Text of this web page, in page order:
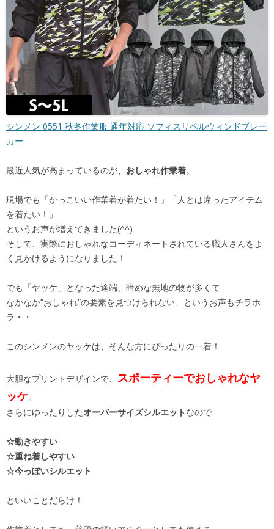
シンメン 0551 秋冬作業服 通年対応 ソフィスリペルウィンドブレー
カー
最近人気が高まっているのが、 おしゃれ作業着。
現場でも「かっこいい作業着が着たい！」「人とは違ったアイテム
を着たい！」
というお声が増えてきました(^^)
そして、実際におしゃれなコーディネートされている職人さんをよ
く見かけるようになりました！
でも「ヤッケ」となった途端、暗めな無地の物が多くて
なかなか”おしゃれ”の要素を見つけられない、というお声もチラホ
ラ・・
このシンメンのヤッケは、そんな方にぴったりの一着！
大胆なプリントデザインで、 スポーティーでおしゃれなヤ
ッケ。
さらにゆったりしたオーバーサイズシルエット なので
☆動きやすい
☆重ね着しやすい
☆今っぽいシルエット
といいことだらけ！